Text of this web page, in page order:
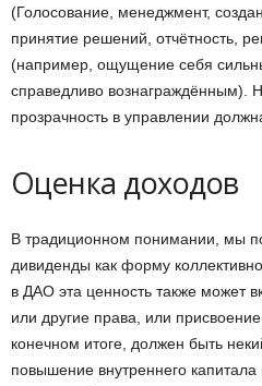
(Голосование, менеджмент,
принятие решений, отчётность,
(например, ощущение себя
справедливо вознаграждённым).
прозрачность в управлении
Оценка доходов
В традиционном понимании, мы
дивиденды как форму
в ДАО эта ценность также может
или другие права, или
конечном итоге, должен быть
повышение внутреннего